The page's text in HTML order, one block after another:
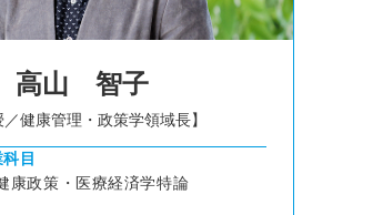
高山 智子
／健康管理・政策学領域長】
目
康政策・医療経済学特論